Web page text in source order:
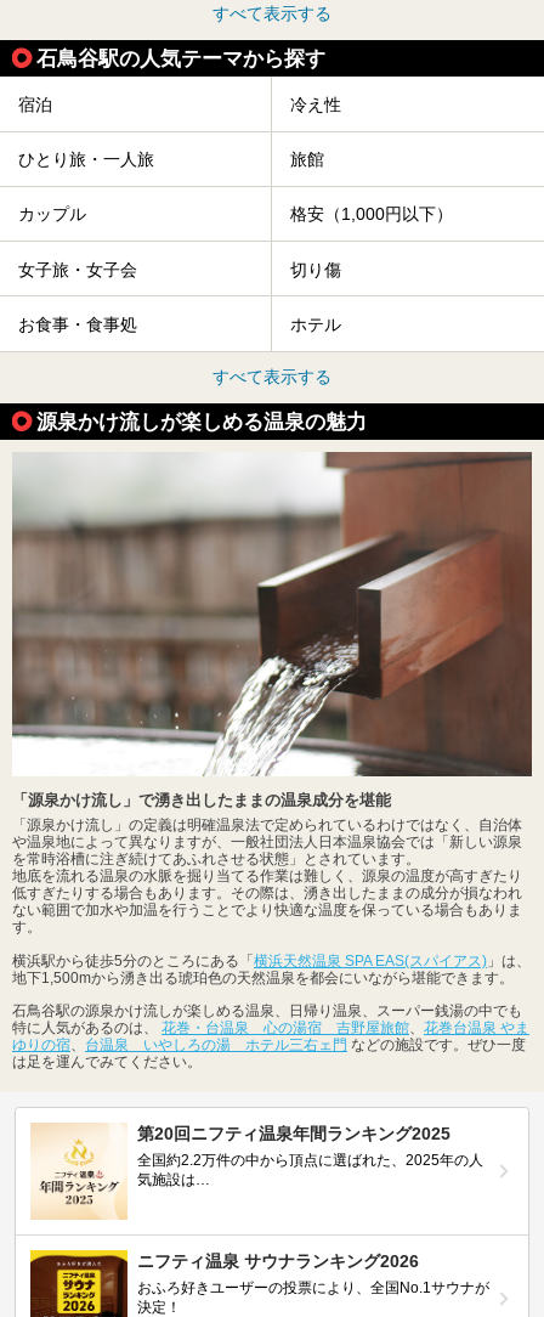
すべて表示する
石鳥谷駅の人気テーマから探す
宿泊 冷え性
ひとり旅・一人旅 旅館
カップル 格安（1,000円以下）
女子旅・女子会 切り傷
お食事・食事処 ホテル
すべて表示する
源泉かけ流しが楽しめる温泉の魅力
「源泉かけ流し」で湧き出したままの温泉成分を堪能
「源泉かけ流し」の定義は明確温泉法で定められているわけではなく、自治体
や温泉地によって異なりますが、一般社団法人日本温泉協会では「新しい源泉
を常時浴槽に注ぎ続けてあふれさせる状態」とされています。
地底を流れる温泉の水脈を掘り当てる作業は難しく、源泉の温度が高すぎたり
低すぎたりする場合もあります。その際は、湧き出したままの成分が損なわれ
ない範囲で加水や加温を行うことでより快適な温度を保っている場合もありま
す。
横浜駅から徒歩5分のところにある「 横浜天然温泉 SPA EAS(スパイアス) 」は、
地下1,500mから湧き出る琥珀色の天然温泉を都会にいながら堪能できます。
石鳥谷駅の源泉かけ流しが楽しめる温泉、日帰り温泉、スーパー銭湯の中でも
特に人気があるのは、 花巻・台温泉 心の湯宿 吉野屋旅館、 花巻台温泉 やま
ゆりの宿、 台温泉 いやしろの湯 ホテル三右ェ門 などの施設です。ぜひ一度
は足を運んでみてください。
第20回ニフティ温泉年間ランキング2025
全国約2.2万件の中から頂点に選ばれた、2025年の人
気施設は…
ニフティ温泉 サウナランキング2026
おふろ好きユーザーの投票により、全国No.1サウナが
決定！